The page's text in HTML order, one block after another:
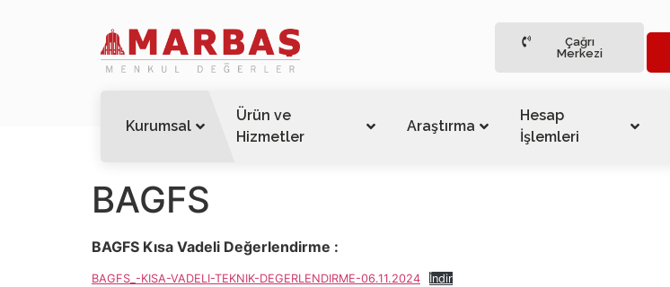
Çağrı
Merkezi
Kurumsal
Ürün ve
Hizmetler
Araştırma
Hesap
İşlemleri
BAGFS
BAGFS Kısa Vadeli Değerlendirme :
BAGFS_-KISA-VADELI-TEKNIK-DEGERLENDIRME-06.11.2024 İndir